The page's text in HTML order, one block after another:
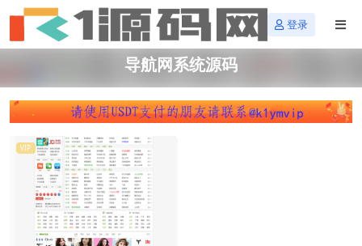
登录
导航网系统源码
VIP